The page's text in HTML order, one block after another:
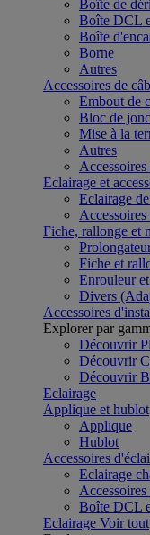
Boîte de
Boîte DCL
Boîte
Borne
Autres
Accessoires de
Embout de
Bloc de
Mise à la
Autres
Eclairage et
Eclairage
Fiche, rallonge et
Fiche et
Enrouleur
Divers
Accessoires
Explorer par
Découvrir
Découvrir
Découvrir
Eclairage
Applique et hublot
Applique
Hublot
Accessoires
Eclairage
Boîte DCL
Eclairage Voir tout